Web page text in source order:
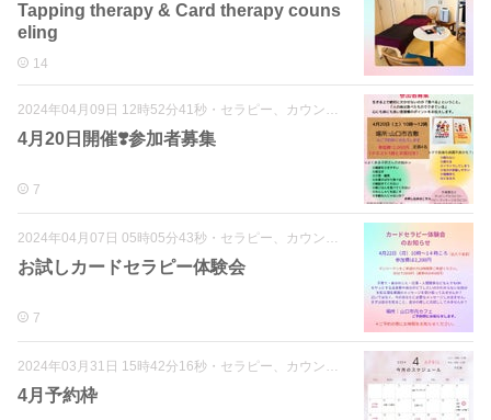
Tapping therapy & Card therapy couns
eling
14
2024年04月09日 12時52分41秒 ・ セラピー、カウンセリング各種
4月20日開催❣️参加者募集
7
2024年04月07日 05時05分43秒 ・ セラピー、カウンセリング各種
お試しカードセラピー体験会
7
2024年03月31日 15時42分16秒 ・ セラピー、カウンセリング各種
4月予約枠